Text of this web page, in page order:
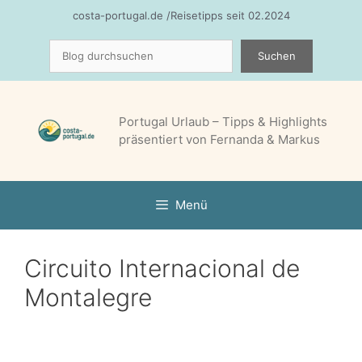
costa-portugal.de /Reisetipps seit 02.2024
Suchen
Portugal Urlaub – Tipps & Highlights
präsentiert von Fernanda & Markus
Menü
Circuito Internacional de
Montalegre